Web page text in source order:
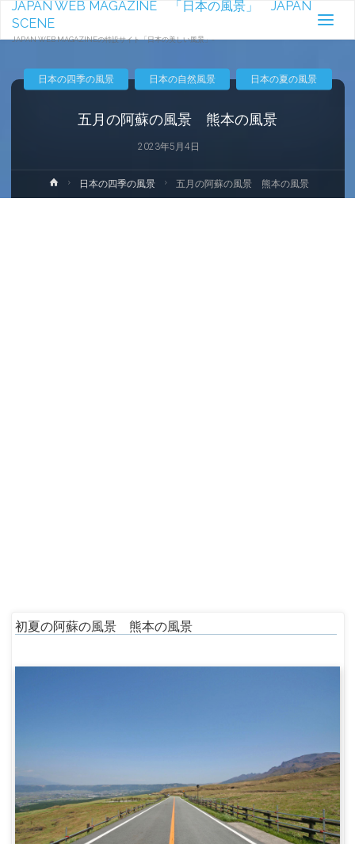
JAPAN WEB MAGAZINE 「日本の風景」 JAPAN
SCENE
JAPAN WEB MAGAZINEの特設サイト「日本の美しい風景」-
五月の阿蘇の風景 熊本の風景
2023年5月4日
日本の四季の風景 日本の自然風景 日本の夏の風景
ホ
ー
日本の四季の風景 五月の阿蘇の風景 熊本の風景
初夏の阿蘇の風景 熊本の風景